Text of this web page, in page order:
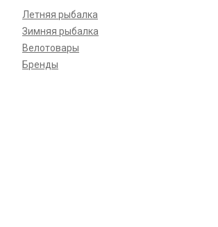
Летняя рыбалка
Зимняя рыбалка
Велотовары
Бренды